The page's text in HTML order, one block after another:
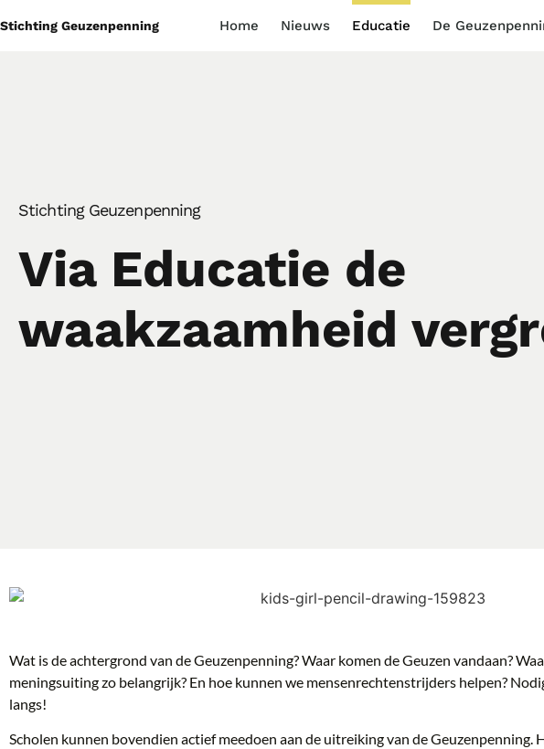
Stichting Geuzenpenning Home Nieuws Educatie De
Stichting Geuzenpenning
Via Educatie de
waakzaamheid
Wat is de achtergrond van de Geuzenpenning? Waar komen de Geuzen vandaan?
meningsuiting zo belangrijk? En hoe kunnen we mensenrechtenstrijders helpen?
langs!
Scholen kunnen bovendien actief meedoen aan de uitreiking van de Geuzenpenning.